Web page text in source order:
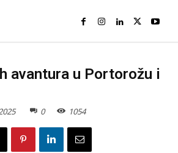
avantura u Portorožu i
0 1054